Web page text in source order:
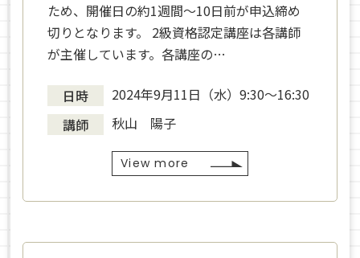
ため、開催日の約1週間～10日前が申込締め
切りとなります。 2級資格認定講座は各講師
が主催しています。各講座の…
日時
2024年9月11日（水）9:30〜16:30
講師
秋山 陽子
View more